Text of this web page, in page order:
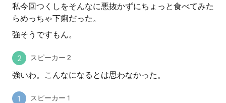
私今回つくしをそんなに悪抜かずにちょっと食べてみた
らめっちゃ下痢だった。
強そうですもん。
スピーカー 2
強いわ。こんなになるとは思わなかった。
スピーカー 1